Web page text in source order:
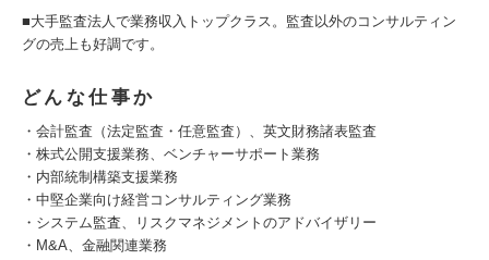
■大手監査法人で業務収入トップクラス。監査以外のコンサルティン
グの売上も好調です。
どんな仕事か
・会計監査（法定監査・任意監査）、英文財務諸表監査
・株式公開支援業務、ベンチャーサポート業務
・内部統制構築支援業務
・中堅企業向け経営コンサルティング業務
・システム監査、リスクマネジメントのアドバイザリー
・M&A、金融関連業務